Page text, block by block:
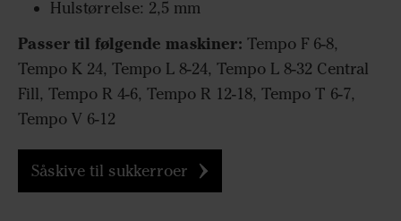
Hulstørrelse: 2,5 mm
Passer til følgende maskiner: Tempo F 6-8,
Tempo K 24, Tempo L 8-24, Tempo L 8-32 Central
Fill, Tempo R 4-6, Tempo R 12-18, Tempo T 6-7,
Tempo V 6-12
Såskive til sukkerroer